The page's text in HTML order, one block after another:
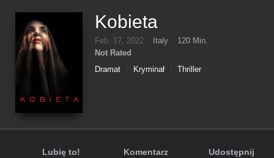
Kobieta
Feb. 17, 2022 Italy
120 Min.
Not Rated
Dramat
Kryminał Thriller
Lubię to! Komentarz Udostępnij